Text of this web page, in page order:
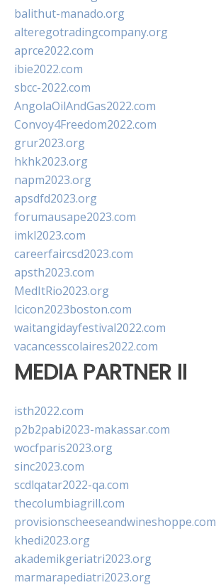
balithut-manado.org
alteregotradingcompany.org
aprce2022.com
ibie2022.com
sbcc-2022.com
AngolaOilAndGas2022.com
Convoy4Freedom2022.com
grur2023.org
hkhk2023.org
napm2023.org
apsdfd2023.org
forumausape2023.com
imkl2023.com
careerfaircsd2023.com
apsth2023.com
MedItRio2023.org
lcicon2023boston.com
waitangidayfestival2022.com
vacancesscolaires2022.com
MEDIA PARTNER II
isth2022.com
p2b2pabi2023-makassar.com
wocfparis2023.org
sinc2023.com
scdlqatar2022-qa.com
thecolumbiagrill.com
provisionscheeseandwineshoppe.com
khedi2023.org
akademikgeriatri2023.org
marmarapediatri2023.org